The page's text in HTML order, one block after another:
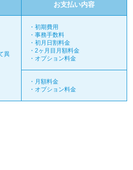
お支払い内容
異
・初期費用
・事務手数料
・初月日割料金
・2ヶ月目月額料金
・オプション料金
・月額料金
・オプション料金